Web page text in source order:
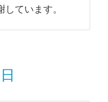
ています。